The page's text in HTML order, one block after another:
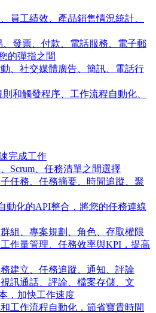
員工績效、產品銷售情況統計、
發票、付款、電話服務、電子郵
的彈指之間
、社交媒體廣告、簡訊、電話行
和觸發程序、工作流程自動化、
完成工作
Scrum、任務清單之間選擇
任務、任務摘要、時間追蹤、聚
動化的API整合，將您的任務連線
組、專案規劃、角色、存取權限
作量管理、任務效率與KPI，提高
建立、任務追蹤、通知、評論
訊通話、評論、檔案存儲、文
，加快工作速度
工作流程自動化，節省寶貴時間